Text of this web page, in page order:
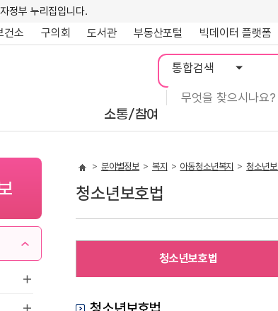
정부 누리집입니다.
건소 구의회 도서관 부동산포털 빅데이터 플랫폼
통
합
검
색
소통/참여
분야별정보 복지 아동청소년복지 청소년
청소년보호법
청소년보호법